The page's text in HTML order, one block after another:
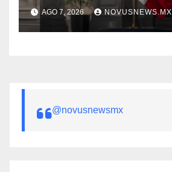
AGO 7, 2026 NOVUSNEWS.MX
@novusnewsmx